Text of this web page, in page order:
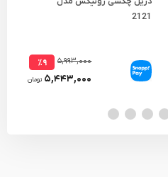
2121
۵,۹۹۳,۰۰۰ ٪۹
۵,۴۴۳,۰۰۰ تومان